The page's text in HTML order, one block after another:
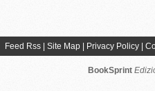
Feed Rss Site Map Privacy Policy
BookSprint